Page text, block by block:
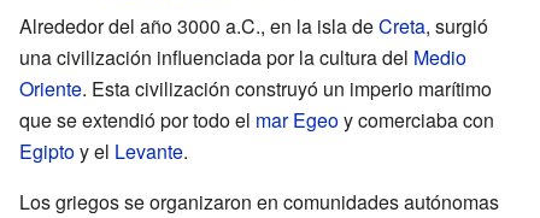
Alrededor del año 3000 a.C., en la isla deCreta, surgió
una civilización influenciada por la cultura del Medio
Oriente. Esta civilización construyó un imperio marítimo
que se extendió por todo el mar Egeoy comerciaba con
Egiptoy el Levante.
Los griegos se organizaron en comunidades autónomas